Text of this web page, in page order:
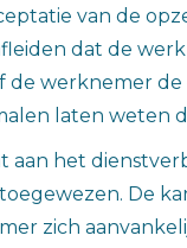
van de
dat de
de werknemer
laten weten
aan het
De
zich